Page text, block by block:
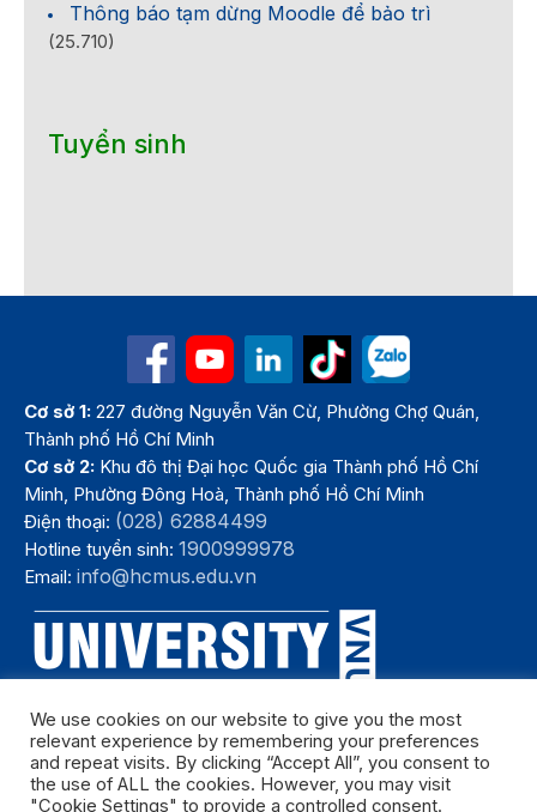
Thông báo tạm dừng Moodle để bảo trì
(25.710)
Tuyển sinh
Cơ sở 1: 227 đường Nguyễn Văn Cừ, Phường Chợ Quán,
Thành phố Hồ Chí Minh
Cơ sở 2: Khu đô thị Đại học Quốc gia Thành phố Hồ Chí
Minh, Phường Đông Hoà, Thành phố Hồ Chí Minh
Điện thoại: (028) 62884499
Hotline tuyển sinh:1900999978
Email:info@hcmus.edu.vn
We use cookies on our website to give you the most
relevant experience by remembering your preferences
and repeat visits. By clicking “Accept All”, you consent to
the use of ALL the cookies. However, you may visit
"Cookie Settings" to provide a controlled consent.